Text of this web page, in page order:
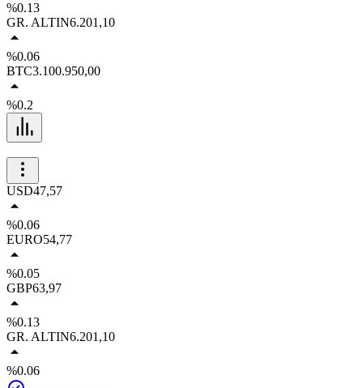
%0.13
GR. ALTIN6.201,10
%0.06
BTC3.100.950,00
%0.2
USD47,57
%0.06
EURO54,77
%0.05
GBP63,97
%0.13
GR. ALTIN6.201,10
%0.06